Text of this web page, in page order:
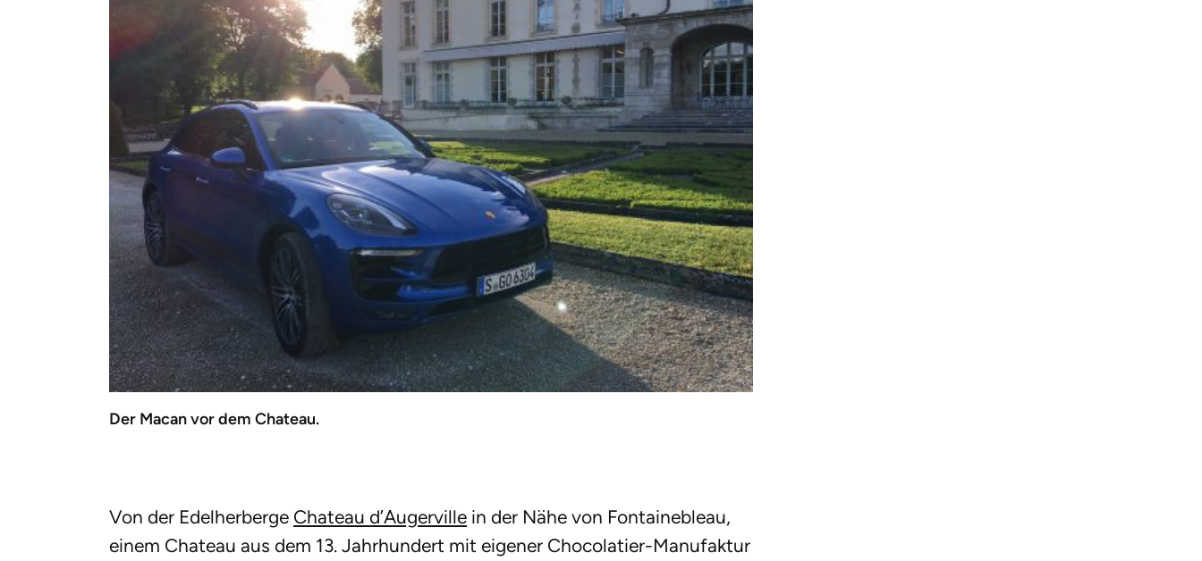
Der Macan vor dem Chateau.
Von der Edelherberge Chateau d’Augerville in der Nähe von Fontainebleau,
einem Chateau aus dem 13. Jahrhundert mit eigener Chocolatier-Manufaktur